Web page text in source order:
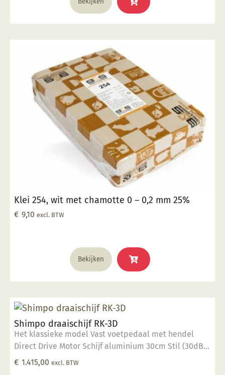
Klei 254, wit met chamotte 0 – 0,2 mm 25%
€ 9,10 excl. BTW
Bekijken
Shimpo draaischijf RK-3D
Het klassieke model Vast voetpedaal met hendel
Direct Drive Motor Schijf aluminium 30cm Stil (30dB)
400 Watt vermogen 40 kg draaigewicht Op dit
€ 1.415,00 excl. BTW